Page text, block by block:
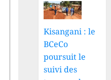
Kisangani : le
BCeCo
poursuit le
suivi des